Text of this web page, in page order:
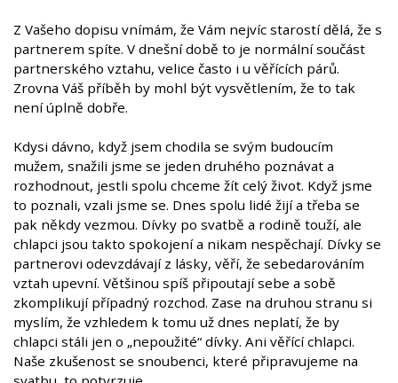
Z Vašeho dopisu vnímám, že Vám nejvíc starostí dělá, že s
partnerem spíte. V dnešní době to je normální součást
partnerského vztahu, velice často i u věřících párů.
Zrovna Váš příběh by mohl být vysvětlením, že to tak
není úplně dobře.
Kdysi dávno, když jsem chodila se svým budoucím
mužem, snažili jsme se jeden druhého poznávat a
rozhodnout, jestli spolu chceme žít celý život. Když jsme
to poznali, vzali jsme se. Dnes spolu lidé žijí a třeba se
pak někdy vezmou. Dívky po svatbě a rodině touží, ale
chlapci jsou takto spokojení a nikam nespěchají. Dívky se
partnerovi odevzdávají z lásky, věří, že sebedarováním
vztah upevní. Většinou spíš připoutají sebe a sobě
zkomplikují případný rozchod. Zase na druhou stranu si
myslím, že vzhledem k tomu už dnes neplatí, že by
chlapci stáli jen o „nepoužité“ dívky. Ani věřící chlapci.
Naše zkušenost se snoubenci, které připravujeme na